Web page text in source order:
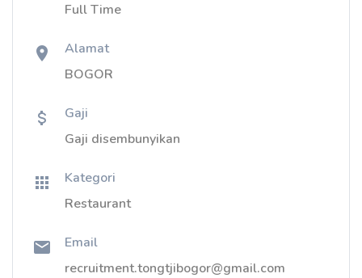
Full Time
Alamat
BOGOR
Gaji
Gaji disembunyikan
Kategori
Restaurant
Email
recruitment.tongtjibogor@gmail.com